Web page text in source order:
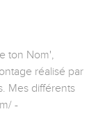
ton Nom',
réalisé par
Mes différents
-